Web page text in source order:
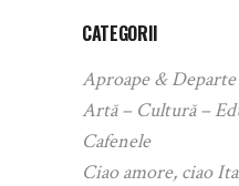
CATEGORII
Aproape & Departe
Artă – Cultură –
Cafenele
Ciao amore, ciao